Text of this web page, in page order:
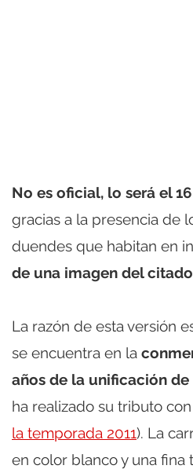
No es oficial, lo será el
gracias a la presencia de
duendes que habitan en
de una imagen del
La razón de esta versión
se encuentra en la
años de la unificación
ha realizado su tributo
la temporada 2011). La
en color blanco y una